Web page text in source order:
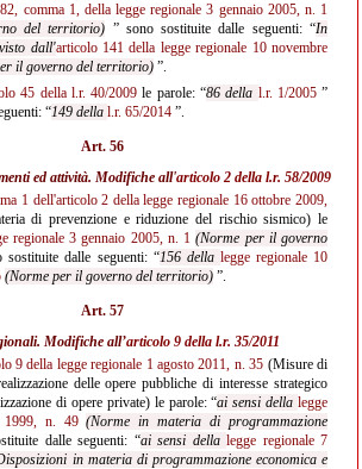
comma 1, della legge regionale 3 gennaio 2005, n. 1
del territorio) ” sono sostituite dalle seguenti: “In
dall'articolo 141 della legge regionale 10 novembre
il governo del territorio) ”.
45 della l.r. 40/2009 le parole: “86 della l.r. 1/2005”
“149 della l.r. 65/2014 ”.
Art. 56
ed attività. Modifiche all'articolo 2 della l.r. 58/2009
1 dell'articolo 2 della legge regionale 16 ottobre 2009,
di prevenzione e riduzione del rischio sismico) le
regionale 3 gennaio 2005, n. 1 (Norme per il governo
sostituite dalle seguenti: “156 della legge regionale 10
(Norme per il governo del territorio) ”.
Art. 57
Modifiche all’articolo 9 della l.r. 35/2011
9 della legge regionale 1 agosto 2011, n. 35 (Misure di
delle opere pubbliche di interesse strategico
di opere private) le parole: “ai sensi dellalegge
1999, n. 49 (Norme in materia di programmazione
dalle seguenti: “ai sensi dellalegge regionale 7
in materia di programmazione economica e